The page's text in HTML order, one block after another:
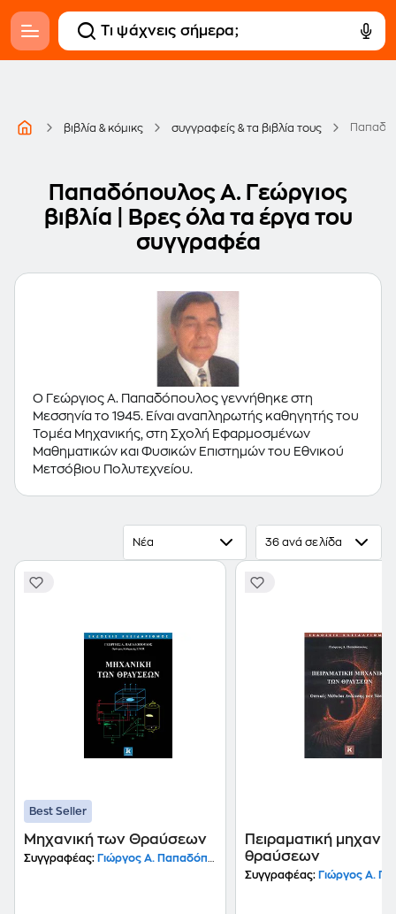
βιβλία & κόμικς συγγραφείς & τα βιβλία τους
Παπαδόπουλος Α. Γεώργιος
βιβλία | Βρες όλα τα έργα του
συγγραφέα
Ο Γεώργιος Α. Παπαδόπουλος γεννήθηκε στη
Μεσσηνία το 1945. Είναι αναπληρωτής καθηγητής του
Τομέα Μηχανικής, στη Σχολή Εφαρμοσμένων
Μαθηματικών και Φυσικών Επιστημών του Εθνικού
Μετσόβιου Πολυτεχνείου.
Νέα 36 ανά σελίδα
Best Seller
Μηχανική των Θραύσεων
Συγγραφέας: Γιώργος Α. Παπαδόπουλος
Πειραματική
θραύσεων
Συγγραφέας: Γιώργος Α.